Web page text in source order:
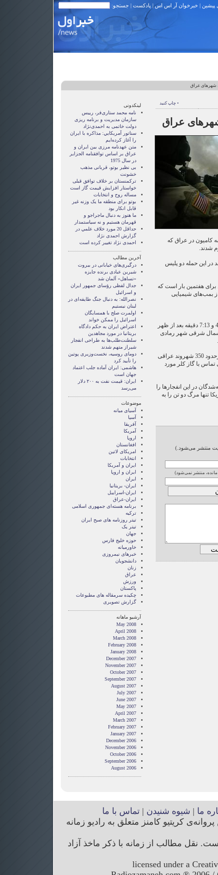
پیشین | خبرخوان آر اس اس| پادکست | جستجو:
شهرهای عراق
• چاپ کنید
عراق
سه کامیون در عراق که
شدند.
این حمله دو پلیس
برای هفتمین بار است که
عراقی در سال 2007 از بمب‌های شیمیایی
برپایه این گزارش، در ساعت 4:11 و 7:13 دقیقه بعد از ظهر
شمال شرقی شهر رمادی
به گفته یک مقام ارتش آمریکا "درحدود 350 شهروند عراقی
تماس با گاز کلر مورد
در این انفجارها را
تنها مرگ دو تن را به
منتشر می‌شود.)
مانده، منتشر نمی‌شود)
لینکدونی
نامه محمد ستاری‌فر، رییس
سازمان مدیریت و برنامه ریزی
دولت خاتمی به احمدی‌نژاد
سناتور آمريکايي: مذاکره با ايران
را آغاز کرده‌ايم
متن عهدنامه مرزى بين ايران و
عراق بر اساس توافقنامه الجزاير
در سال 1975
بی نظیر بوتو، قربانی مذهب
خشونت
ترکمنستان بر خلاف توافق قبلی
خواستار افزایش قیمت گاز است
مساله روح و انتخابات
بوتو برای منطقه ما یک وزنه غیر
قابل انکار بود
ما هنوز به دنبال ماجراجو و
قهرمان هستيم و نه سياستمدار
حداقل 20 مورد خلاف علمي در
گزارش احمدی نژاد
احمدی نژاد تغییر کرده است
آخرین مطالب
درگیری‌های خیابانی در بیروت
شیرین عبادی برنده جایزه
«تساهل» آلمان شد
جدال لفظی رؤسای جمهور ایران
و اسرائیل
نصرالله: به دنبال جنگ طایفه‌ای در
لبنان نیستیم
اولمرت صلح با همسایگان
اسرائیل را ممکن خواند
اعتراض ایران به حکم دادگاه
بریتانیا در مورد مجاهدین
سلطنت‌طلب‌ها به طراحی انفجار
شیراز متهم شدند
دومای روسیه، نخست‌وزیری پوتین
را تأیید کرد
هاشمی: ایران آماده جلب اعتماد
جهان است
ایران: قیمت نفت به ۲۰۰ دلار
می‌رسد
موضوعات
آسيای ميانه
آسیا
آفریقا
آمریکا
اروپا
افغانستان
امریکای لاتین
انتخابات
ايران و آمريکا
ايران و اروپا
ایران
ایران- بریتانیا
ایران-اسراییل
ایران-عراق
برنامه هسته‌ای جمهوری اسلامی
ترکیه
تیتر روزنامه های صبح ایران
تیتر یک
جهان
حوزه خلیج فارس
خاورمیانه
خبرهای نیمروزی
دانشجویان
زنان
عراق
ورزش
پاکستان
چکیده سرمقاله های مطبوعات
گزارش تصويری
آرشیو ماهانه
May 2008
April 2008
March 2008
February 2008
January 2008
December 2007
November 2007
October 2007
September 2007
August 2007
July 2007
June 2007
May 2007
April 2007
March 2007
February 2007
January 2007
December 2006
November 2006
October 2006
September 2006
August 2006
ما | شیوه شنیدن |تماس با ما
کریتیو کامنز متعلق به رادیو زمانه
نقل مطالب از زمانه با ذکر ماخذ آزاد
licensed under a